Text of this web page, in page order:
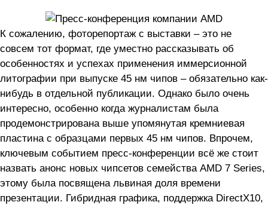
К сожалению, фоторепортаж с выставки – это не
совсем тот формат, где уместно рассказывать об
особенностях и успехах применения иммерсионной
литографии при выпуске 45 нм чипов – обязательно как-
нибудь в отдельной публикации. Однако было очень
интересно, особенно когда журналистам была
продемонстрирована выше упомянутая кремниевая
пластина с образцами первых 45 нм чипов. Впрочем,
ключевым событием пресс-конференции всё же стоит
назвать анонс новых чипсетов семейства AMD 7 Series,
этому была посвящена львиная доля времени
презентации. Гибридная графика, поддержка DirectX10,